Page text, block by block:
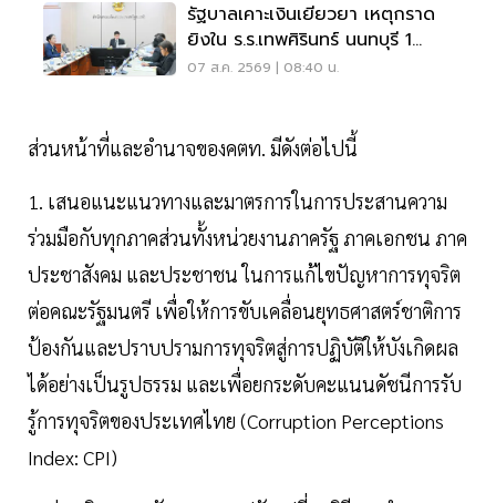
รัฐบาลเคาะเงินเยียวยา เหตุกราด
ยิงใน ร.ร.เทพศิรินทร์ นนทบุรี 1
แสน-1ล้าน
07 ส.ค. 2569 | 08:40 น.
ส่วนหน้าที่และอำนาจของคตท. มีดังต่อไปนี้
1. เสนอแนะแนวทางและมาตรการในการประสานความ
ร่วมมือกับทุกภาคส่วนทั้งหน่วยงานภาครัฐ ภาคเอกชน ภาค
ประชาสังคม และประชาชน ในการแก้ไขปัญหาการทุจริต
ต่อคณะรัฐมนตรี เพื่อให้การขับเคลื่อนยุทธศาสตร์ชาติการ
ป้องกันและปราบปรามการทุจริตสู่การปฏิบัติให้บังเกิดผล
ได้อย่างเป็นรูปธรรม และเพื่อยกระดับคะแนนดัชนีการรับ
รู้การทุจริตของประเทศไทย (Corruption Perceptions
Index: CPI)